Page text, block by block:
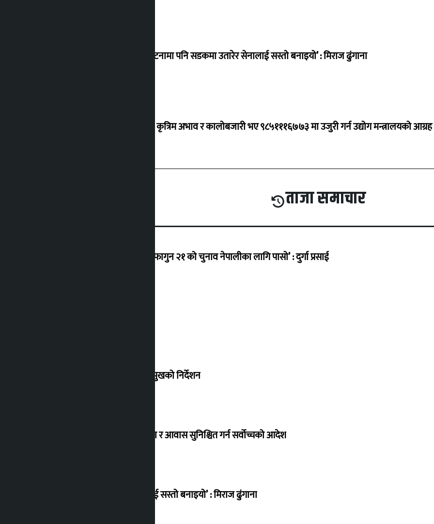
‘सानो घटनामा पनि सडकमा उतारेर सेनालाई सस्तो बनाइयो’ : मिराज ढुंगाना
ग्यासको कृत्रिम अभाव र कालोबजारी भए ९८५१११६७७३ मा उजुरी गर्न उद्योग मन्त्रालयको आग्रह
ताजा समाचार
‘राजसंस्था हटेदेखि नेपाललाई दशा लाग्यो, फागुन २१ को चुनाव नेपालीका लागि पासो’ : दुर्गा प्रसाई
संसद् बैठकमा कालो चस्मा नलगाउन सभामुखको निर्देशन
विस्थापित सुकुम्वासी बालबालिकाको शिक्षा र आवास सुनिश्चित गर्न सर्वोच्चको आदेश
‘सानो घटनामा पनि सडकमा उतारेर सेनालाई सस्तो बनाइयो’ : मिराज ढुंगाना